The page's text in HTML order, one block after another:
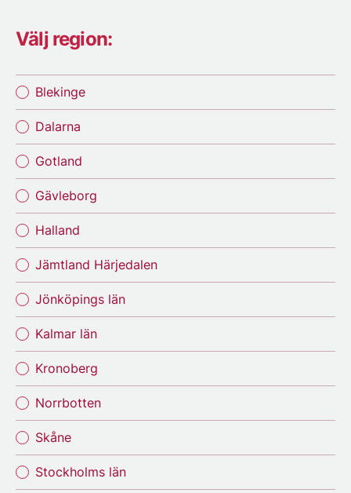
Välj region:
Blekinge
Dalarna
Gotland
Gävleborg
Halland
Jämtland Härjedalen
Jönköpings län
Kalmar län
Kronoberg
Norrbotten
Skåne
Stockholms län